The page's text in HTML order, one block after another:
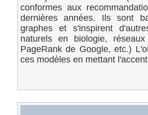
conformes aux
dernières années. Ils sont
graphes et s'inspirent
naturels en biologie,
PageRank de Google, etc.)
ces modèles en mettant